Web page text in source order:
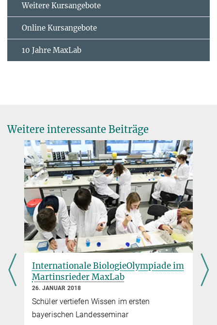
Weitere Kursangebote
Online Kursangebote
10 Jahre MaxLab
Weitere interessante Beiträge
Internationale BiologieOlympiade im
Martinsrieder MaxLab
26. JANUAR 2018
Schüler vertiefen Wissen im ersten
bayerischen Landesseminar